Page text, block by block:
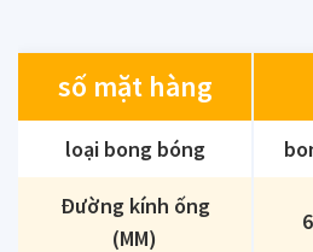
số mặt hàng
loại bong bóng
Đường kính ống
(MM)